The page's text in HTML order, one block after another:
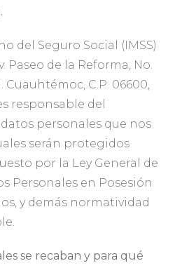
del Seguro Social (IMSS)
Paseo de la Reforma, No.
Cuauhtémoc, C.P. 06600,
responsable del
personales que nos
serán protegidos
por la Ley General de
Personales en Posesión
y demás normatividad
se recaban y para qué